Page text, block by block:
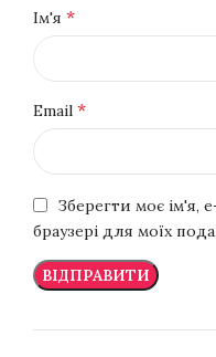
Ім'я *
Email *
Зберегти моє ім'я,
браузері для моїх